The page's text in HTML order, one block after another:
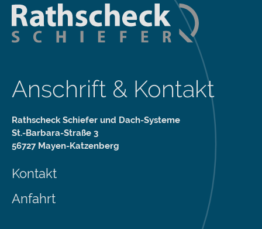
Anschrift & Kontakt
Rathscheck Schiefer und Dach-Systeme
St.-Barbara-Straße 3
56727 Mayen-Katzenberg
Kontakt
Anfahrt